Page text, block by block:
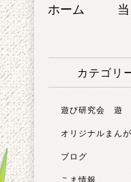
ホーム
カテゴリ
遊び研究会 遊
オリジナルまんが
ブログ
こま情報